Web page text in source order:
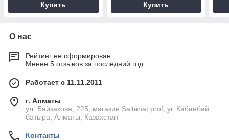
Купить Купить
О нас
Рейтинг не сформирован
Менее 5 отзывов за последний год
Работает с 11.11.2011
г. Алматы
ул. Байзакова, 225, магазин Saltanat prof, уг. Кабанбай
батыра, Алматы, Казахстан
Контакты